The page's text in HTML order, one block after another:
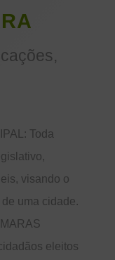
Toda
visando o
uma cidade.
eleitos